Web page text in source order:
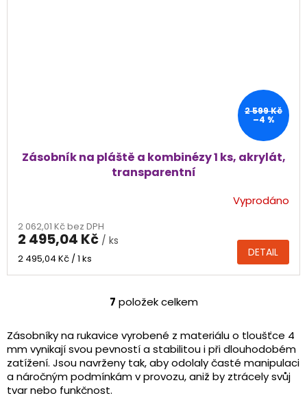
2 599 Kč
–4 %
Zásobník na pláště a kombinézy 1 ks, akrylát,
transparentní
Vyprodáno
2 062,01 Kč bez DPH
2 495,04 Kč / ks
Měrná
2 495,04 Kč / 1 ks DETAIL
O
l
á
d
a
c
7 položek celkem
Zásobníky na rukavice vyrobené z materiálu o tloušťce 4
mm vynikají svou pevností a stabilitou i při dlouhodobém
zatížení. Jsou navrženy tak, aby odolaly časté manipulaci
a náročným podmínkám v provozu, aniž by ztrácely svůj
tvar nebo funkčnost.